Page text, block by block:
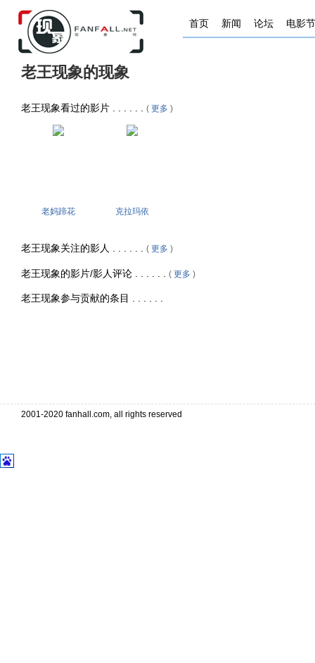
首页 新闻 论坛 电影节
老王现象的现象
老王现象看过的影片 . . . . . . ( 更多 )
老妈蹄花 克拉玛依
老王现象关注的影人 . . . . . . ( 更多 )
老王现象的影片/影人评论 . . . . . . ( 更多 )
老王现象参与贡献的条目 . . . . . .
2001-2020 fanhall.com, all rights reserved